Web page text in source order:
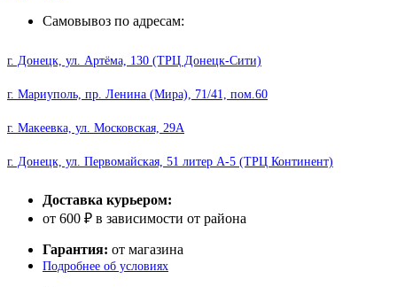
Plus
PD20W
white
Самовывоз по адресам:
г. Донецк, ул. Артёма, 130 (ТРЦ Донецк-Сити)
г. Мариуполь, пр. Ленина (Мира), 71/41, пом.60
г. Макеевка, ул. Московская, 29А
г. Донецк, ул. Первомайская, 51 литер А-5 (ТРЦ Континент)
Доставка курьером:
от 600 ₽ в зависимости от района
Гарантия: от магазина
Подробнее об условиях